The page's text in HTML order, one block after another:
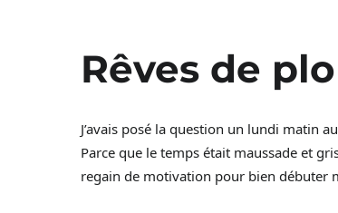
Rêves de
J’avais posé la question un lundi matin
Parce que le temps était maussade et
regain de motivation pour bien débuter